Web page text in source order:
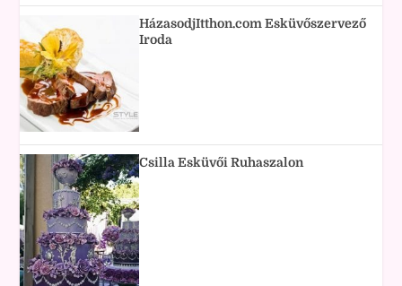
HázasodjItthon.com Esküvőszervező
Iroda
Csilla Esküvői Ruhaszalon